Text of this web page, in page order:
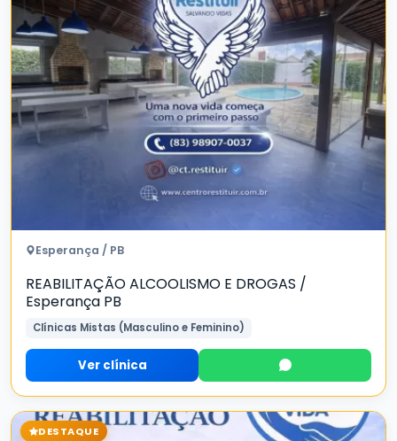
Esperança / PB
REABILITAÇÃO ALCOOLISMO E DROGAS /
Esperança PB
Clínicas Mistas (Masculino e Feminino)
Ver clínica
DESTAQUE